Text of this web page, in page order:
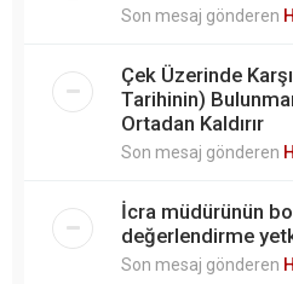
Son mesaj gönderen
Çek Üzerinde
Tarihinin)
Ortadan Kaldırır
Son mesaj gönderen
İcra müdürünün
değerlendirme
Son mesaj gönderen